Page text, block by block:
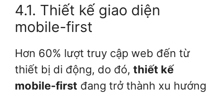
4.1. Thiết kế giao diện
mobile-first
Hơn 60% lượt truy cập web đến từ
thiết bị di động, do đó, thiết kế
mobile-first đang trở thành xu hướng